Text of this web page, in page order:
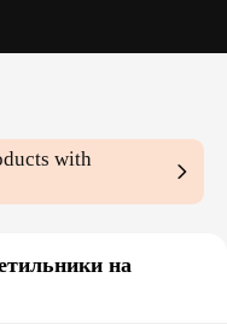
with
на